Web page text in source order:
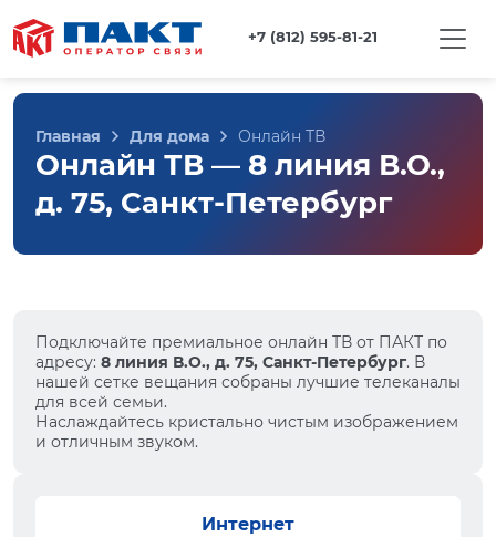
+7 (812) 595-81-21
Главная Для дома Онлайн ТВ
Онлайн ТВ — 8 линия В.О.,
д. 75, Санкт-Петербург
Подключайте премиальное онлайн ТВ от ПАКТ по
адресу: 8 линия В.О., д. 75, Санкт-Петербург. В
нашей сетке вещания собраны лучшие телеканалы
для всей семьи.
Наслаждайтесь кристально чистым изображением
и отличным звуком.
Интернет